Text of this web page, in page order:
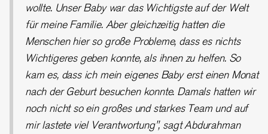
wollte. Unser Baby war das Wichtigste auf der Welt
für meine Familie. Aber gleichzeitig hatten die
Menschen hier so große Probleme, dass es nichts
Wichtigeres geben konnte, als ihnen zu helfen. So
kam es, dass ich mein eigenes Baby erst einen Monat
nach der Geburt besuchen konnte. Damals hatten wir
noch nicht so ein großes und starkes Team und auf
mir lastete viel Verantwortung", sagt Abdurahman